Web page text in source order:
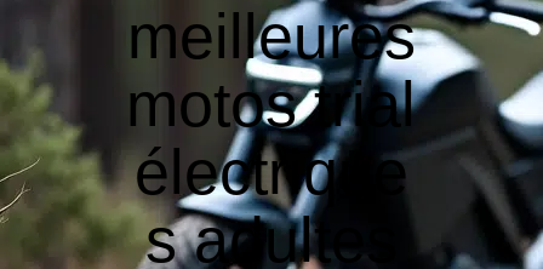
meilleures
motos trial
électrique
s adultes